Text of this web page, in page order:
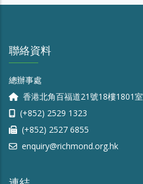
聯絡資料
總辦事處
香港北角百福道21號18樓1801室
(+852) 2529 1323
(+852) 2527 6855
enquiry@richmond.org.hk